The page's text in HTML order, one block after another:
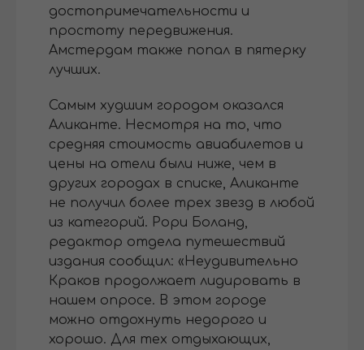
достопримечательности и
простоту передвижения.
Амстердам также попал в пятерку
лучших.
Самым худшим городом оказался
Аликанте. Несмотря на то, что
средняя стоимость авиабилетов и
цены на отели были ниже, чем в
других городах в списке, Аликанте
не получил более трех звезд в любой
из категорий. Рори Боланд,
редактор отдела путешествий
издания сообщил: «Неудивительно
Краков продолжает лидировать в
нашем опросе. В этом городе
можно отдохнуть недорого и
хорошо. Для тех отдыхающих,